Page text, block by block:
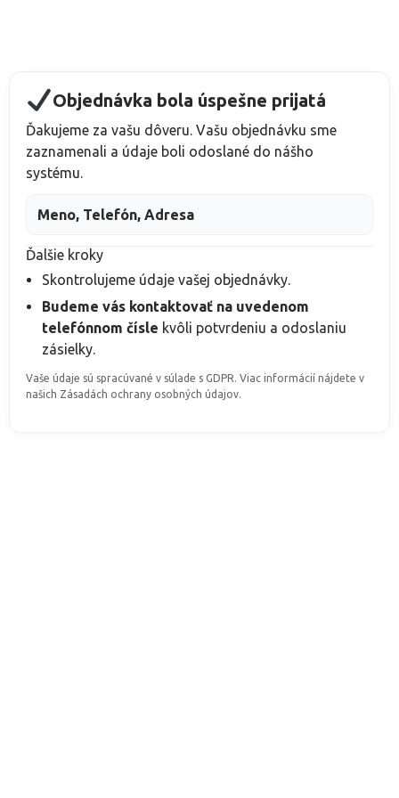
Objednávka bola úspešne prijatá
Ďakujeme za vašu dôveru. Vašu objednávku sme
zaznamenali a údaje boli odoslané do nášho
systému.
Meno, Telefón, Adresa
Ďalšie kroky
Skontrolujeme údaje vašej objednávky.
Budeme vás kontaktovať na uvedenom
telefónnom čísle kvôli potvrdeniu a odoslaniu
zásielky.
Vaše údaje sú spracúvané v súlade s GDPR. Viac informácií nájdete v
našich Zásadách ochrany osobných údajov.